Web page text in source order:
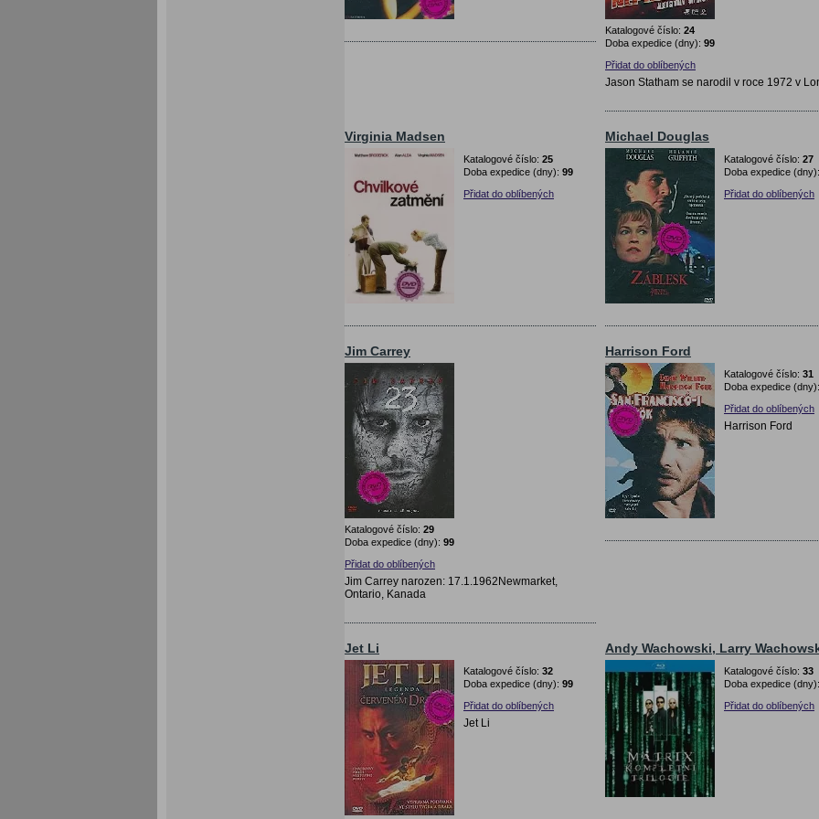
Katalogové číslo: 24
Doba expedice (dny): 99
Přidat do oblíbených
Jason Statham se narodil v roce 1972 v
Virginia Madsen
Katalogové číslo: 25
Doba expedice (dny): 99
Přidat do oblíbených
Michael Douglas
Katalogové číslo: 27
Doba expedice
Přidat do oblíbených
Jim Carrey
Katalogové číslo: 29
Doba expedice (dny): 99
Přidat do oblíbených
Jim Carrey narozen: 17.1.1962Newmarket,
Ontario, Kanada
Harrison Ford
Katalogové číslo: 31
Doba expedice
Přidat do oblíbených
Harrison Ford
Jet Li
Katalogové číslo: 32
Doba expedice (dny): 99
Přidat do oblíbených
Jet Li
Andy Wachowski, Larry
Katalogové číslo: 33
Doba expedice
Přidat do oblíbených